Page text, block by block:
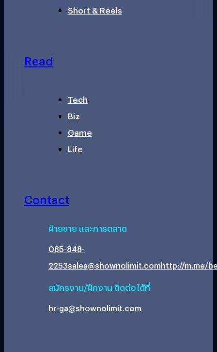
Short & Reels
Read
Tech
Biz
Game
Life
Contact
ฝ่ายขาย และการตลาด
085-848-
2253sales@shownolimit.comhttp://m.me/
สมัครงาน/ฝึกงาน ติดต่อได้ที่
hr-ga@shownolimit.com